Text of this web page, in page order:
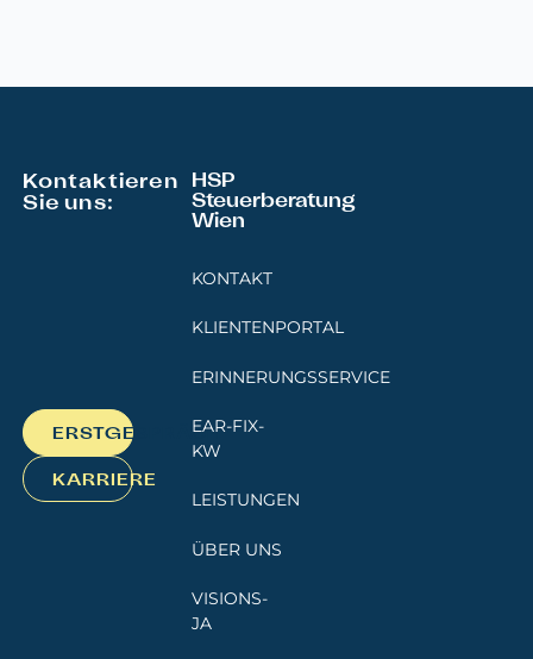
Kontaktieren
Sie uns:
ERSTGESPRÄCH
KARRIERE
HSP
Steuerberatung
Wien
KONTAKT
KLIENTENPORTAL
ERINNERUNGSSERVICE
EAR-FIX-
KW
LEISTUNGEN
ÜBER UNS
VISIONS-
JA